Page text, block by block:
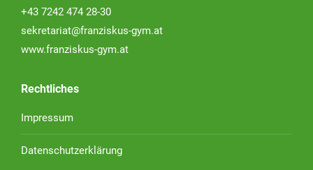
+43 7242 474 28-30
sekretariat@franziskus-gym.at
www.franziskus-gym.at
Rechtliches
Impressum
Datenschutzerklärung